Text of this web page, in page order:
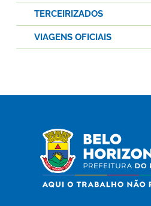
TERCEIRIZADOS
VIAGENS OFICIAIS